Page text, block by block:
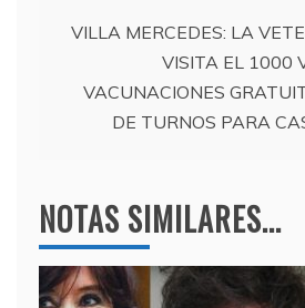
VILLA MERCEDES: LA
VISITA EL 1000
VACUNACIONES
DE TURNOS PARA
NOTAS SIMILARES...